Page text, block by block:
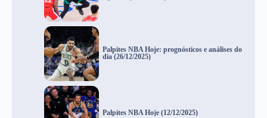
Palpites NBA Hoje: prognósticos e análises do
dia (26/12/2025)
Palpites NBA Hoje (12/12/2025)